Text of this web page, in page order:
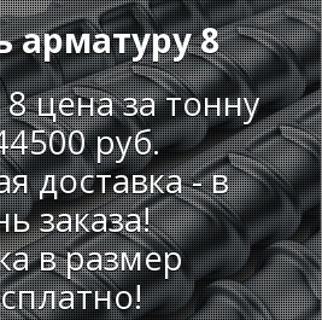
арматуру 8
цена за тонну
руб.
доставка - в
заказа!
в размер